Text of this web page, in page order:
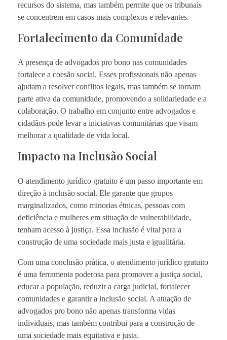
recursos do sistema, mas também permite que os tribunais
se concentrem em casos mais complexos e relevantes.
Fortalecimento da Comunidade
A presença de advogados pro bono nas comunidades
fortalece a coesão social. Esses profissionais não apenas
ajudam a resolver conflitos legais, mas também se tornam
parte ativa da comunidade, promovendo a solidariedade e a
colaboração. O trabalho em conjunto entre advogados e
cidadãos pode levar a iniciativas comunitárias que visam
melhorar a qualidade de vida local.
Impacto na Inclusão Social
O atendimento jurídico gratuito é um passo importante em
direção à inclusão social. Ele garante que grupos
marginalizados, como minorias étnicas, pessoas com
deficiência e mulheres em situação de vulnerabilidade,
tenham acesso à justiça. Essa inclusão é vital para a
construção de uma sociedade mais justa e igualitária.
Com uma conclusão prática, o atendimento jurídico gratuito
é uma ferramenta poderosa para promover a justiça social,
educar a população, reduzir a carga judicial, fortalecer
comunidades e garantir a inclusão social. A atuação de
advogados pro bono não apenas transforma vidas
individuais, mas também contribui para a construção de
uma sociedade mais equitativa e justa.